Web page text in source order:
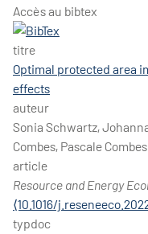
Accès au bibtex
titre
Optimal protected area
effects
auteur
Sonia Schwartz,
Combes, Pascale
article
Resource and Energy
⟨10.1016/
typdoc